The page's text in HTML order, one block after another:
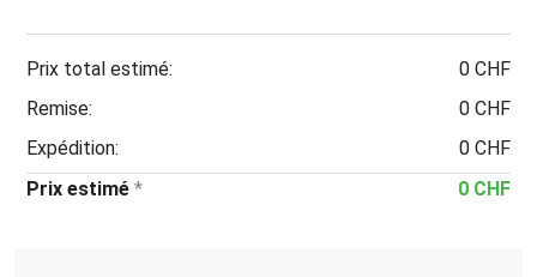
Prix total estimé:
0 CHF
Remise:
0 CHF
Expédition:
0 CHF
Prix estimé * 0 CHF